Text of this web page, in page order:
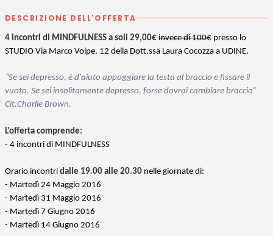
DESCRIZIONE DELL'OFFERTA
4 incontri di MINDFULNESS a soli 29,00€ invece di 100€ presso lo
STUDIO Via Marco Volpe, 12 della Dott.ssa Laura Cocozza a UDINE.
“Se sei depresso, è d'aiuto appoggiare la testa al braccio e fissare il
vuoto. Se sei insolitamente depresso, forse dovrai cambiare braccio”
Cit.Charlie Brown.
L'offerta comprende:
- 4 incontri di MINDFULNESS
Orario incontri dalle 19.00 alle 20.30 nelle giornate di:
- Martedì 24 Maggio 2016
- Martedì 31 Maggio 2016
- Martedì 7 Giugno 2016
- Martedì 14 Giugno 2016